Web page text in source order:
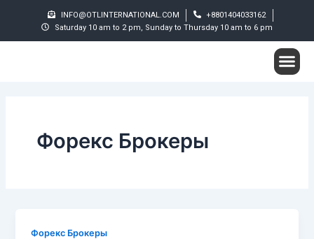
content
INFO@OTLINTERNATIONAL.COM
+8801404033162
Saturday 10 am to 2 pm, Sunday to Thursday 10 am to 6 pm
Форекс Брокеры
Форекс Брокеры